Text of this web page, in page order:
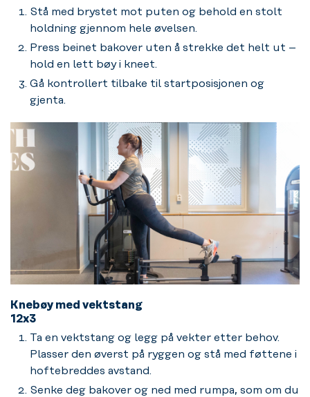
Stå med brystet mot puten og behold en stolt
holdning gjennom hele øvelsen.
Press beinet bakover uten å strekke det helt ut –
hold en lett bøy i kneet.
Gå kontrollert tilbake til startposisjonen og
gjenta.
Knebøy med vektstang
12x3
Ta en vektstang og legg på vekter etter behov.
Plasser den øverst på ryggen og stå med føttene i
hoftebreddes avstand.
Senke deg bakover og ned med rumpa, som om du